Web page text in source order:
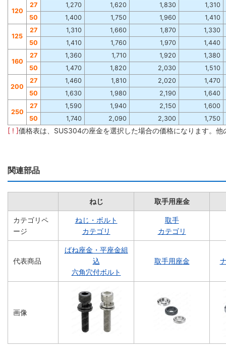
120
27 1,270 1,620 1,830
1,310
50
1,400 1,750 1,960 1,410
125
27 1,310 1,660 1,870
1,330
50
1,410 1,760 1,970 1,440
160
27 1,360 1,710 1,920
1,380
50
1,470 1,820 2,030 1,510
200
27 1,460 1,810 2,020
1,470
50
1,630 1,980 2,190 1,640
250
27 1,590 1,940 2,150
1,600
50
1,740 2,090 2,300 1,750
[ ! ]価格表は、SUS304の座金を選択した場合の価格になります。
関連部品
ねじ 取手用座金
カテゴリペ
ージ
ねじ・ボルト
カテゴリ
取手
カテゴリ
代表商品
ばね座金・平座金組
込
六角穴付ボルト
取手用座金
画像